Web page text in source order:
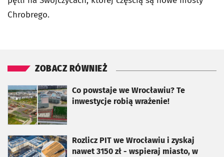
Chrobrego.
ZOBACZ RÓWNIEŻ
Co powstaje we Wrocławiu? Te
inwestycje robią wrażenie!
otworzy się w nowej karcie
Rozlicz PIT we Wrocławiu i zyskaj
nawet 3150 zł - wspieraj miasto, w
otworzy się w nowej karcie